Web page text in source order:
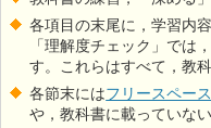
各項目の末尾に，学習内
「理解度チェック」では
す。これらはすべて，教
各節末にはフリースペース
や，教科書に載っていな